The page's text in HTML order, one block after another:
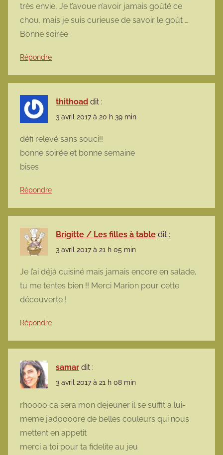
très envie, Je t’avoue n’avoir jamais goûté ce
chou, mais je suis curieuse de savoir le goût …
Bonne soirée
Répondre
thithoad dit :
3 avril 2017 à 20 h 39 min
défi relevé sans souci!!
bonne soirée et bonne semaine
bises
Répondre
Brigitte / Les filles à table dit :
3 avril 2017 à 21 h 05 min
Je l’ai déjà cuisiné mais jamais encore en salade,
tu me tentes bien !! Merci Marion pour cette
découverte !
Répondre
samar dit :
3 avril 2017 à 21 h 08 min
rhoooo ca sera mon dejeuner il se suffit a lui-
meme j’adoooore de belles couleurs qui nous
mettent en appetit
merci a toi pour ta fidelite au jeu